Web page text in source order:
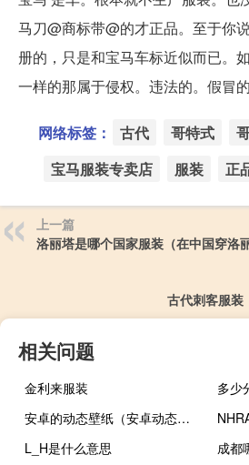
马刀@商标带@的才正品。至于你
册的，只是和宝马车标近似而已。
一样的那属于侵权。违法的。假冒的
网络标签： 古代 哥特式
宝马服装专卖店
服装 正
上一篇
洛丽塔是哪个国家服装（在中国穿洛
古代刺客服装
相关问题
金利来服装
多少
安卓的动态壁纸（安卓动态桌面壁纸）
L_H是什么意思
成都